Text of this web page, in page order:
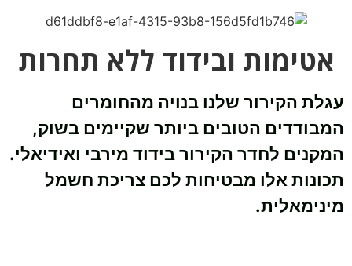
אטימות ובידוד ללא תחרות
עגלת הקירור שלנו בנויה מהחומרים
המבודדים הטובים ביותר שקיימים בשוק,
המקנים לחדר הקירור בידוד מירבי ואידיאלי.
תכונות אלו מבטיחות לכם צריכת חשמל
מינימאלית.